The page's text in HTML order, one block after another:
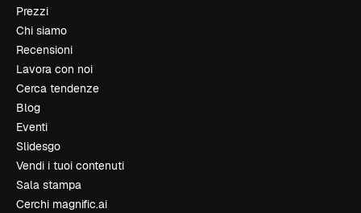
Prezzi
Chi siamo
Recensioni
Lavora con noi
Cerca tendenze
Blog
Eventi
Slidesgo
Vendi i tuoi contenuti
Sala stampa
Cerchi magnific.ai